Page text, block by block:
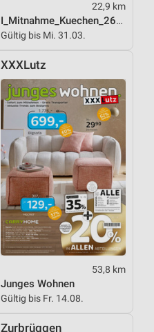
22,9 km
I_Mitnahme_Kuechen_26_ES
Gültig bis Mi. 31.03.
XXXLutz
53,8 km
Junges Wohnen
Gültig bis Fr. 14.08.
Zurbrüggen